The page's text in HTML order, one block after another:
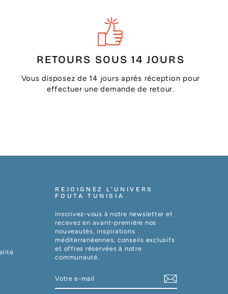
RETOURS SOUS 14 JOURS
Vous disposez de 14 jours après réception pour
effectuer une demande de retour.
REJOIGNEZ L’UNIVERS
FOUTA TUNISIA
Inscrivez-vous à notre newsletter et
recevez en avant-première nos
nouveautés, inspirations
méditerranéennes, conseils exclusifs
et offres réservées à notre
communauté.
E-